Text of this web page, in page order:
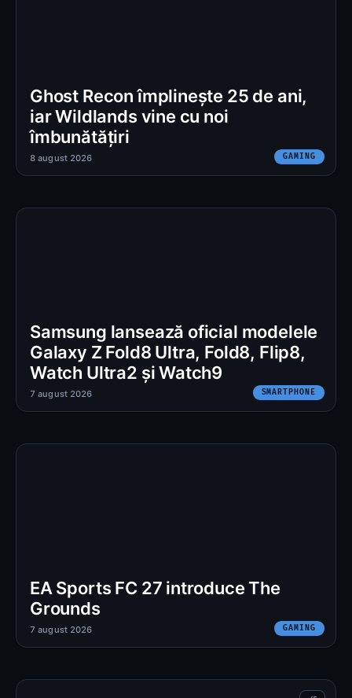
Ghost Recon împlinește 25 de ani,
iar Wildlands vine cu noi
îmbunătățiri
GAMING
8 august 2026
Samsung lansează oficial modelele
Galaxy Z Fold8 Ultra, Fold8, Flip8,
Watch Ultra2 și Watch9
SMARTPHONE
7 august 2026
EA Sports FC 27 introduce The
Grounds
GAMING
7 august 2026